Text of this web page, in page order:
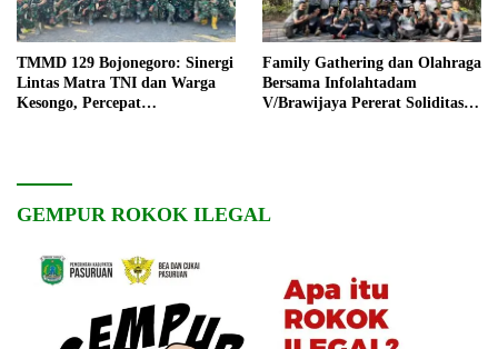
TMMD 129 Bojonegoro: Sinergi
Lintas Matra TNI dan Warga
Kesongo, Percepat
Family Gathering dan Olahraga
Bersama Infolahtadam
V/Brawijaya Pererat Soliditas
GEMPUR ROKOK ILEGAL